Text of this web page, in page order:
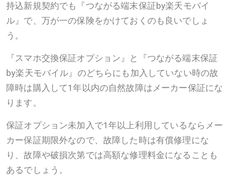
持込新規契約でも『つながる端末保証by楽天モバイ
ル』で、万が一の保険をかけておくのも良いでしょ
う。
『スマホ交換保証オプション』と『つながる端末保証
by楽天モバイル』のどちらにも加入していない時の故
障時は購入して1年以内の自然故障はメーカー保証にな
ります。
保証オプション未加入で1年以上利用しているならメー
カー保証期限外なので、故障した時は有償修理にな
り、故障や破損次第では高額な修理料金になることも
あるでしょう。